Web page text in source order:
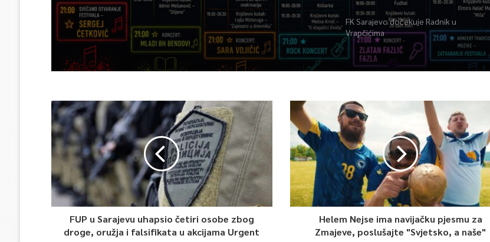
FK Sarajevo dočekuje Radnik u
Vrapčićima
FUP u Sarajevu uhapsio četiri osobe zbog
droge, oružja i falsifikata u akcijama Urgent
Helem Nejse ima navijačku pjesmu za
Zmajeve, poslušajte "Svjetsko, a naše"